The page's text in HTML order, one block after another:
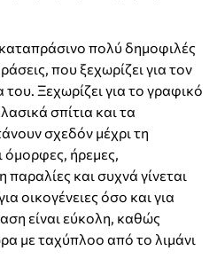
καταπράσινο πολύ δημοφιλές
που ξεχωρίζει για τον
Ξεχωρίζει για το γραφικό
σπίτια και τα
σχεδόν μέχρι τη
όμορφες, ήρεμες,
παραλίες και συχνά γίνεται
οικογένειες όσο και για
είναι εύκολη, καθώς
με ταχύπλοο από το λιμάνι